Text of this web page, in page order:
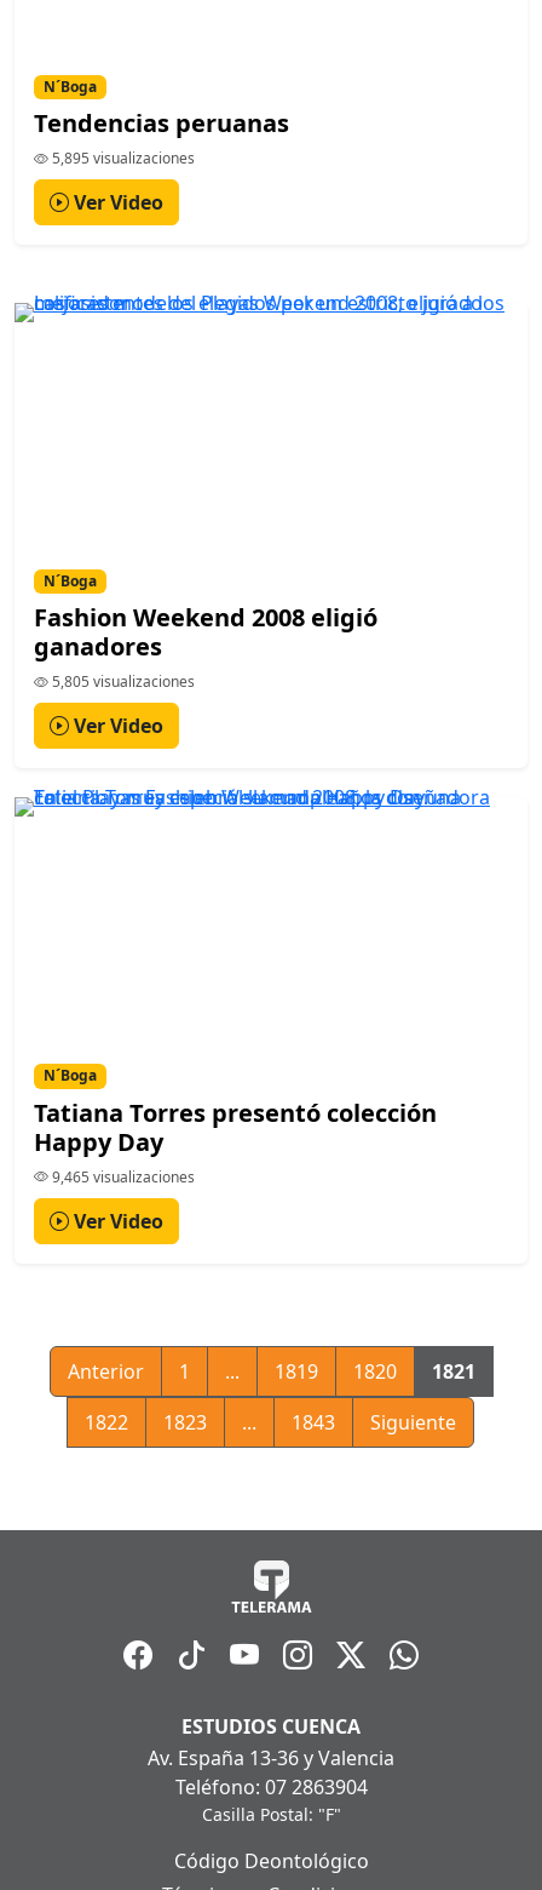
N´Boga
Tendencias peruanas
5,895 visualizaciones
Ver Video
N´Boga
Fashion Weekend 2008 eligió
ganadores
5,805 visualizaciones
Ver Video
N´Boga
Tatiana Torres presentó colección
Happy Day
9,465 visualizaciones
Ver Video
Anterior 1 ... 1819 1820
1821
1822
1823 ... 1843 Siguiente
ESTUDIOS CUENCA
Av. España 13-36 y Valencia
Teléfono: 07 2863904
Casilla Postal: "F"
Código Deontológico